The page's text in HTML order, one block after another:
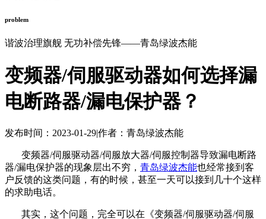
problem
谐波治理旗舰 无功补偿先锋——青岛绿波杰能
变频器/伺服驱动器如何选择漏
电断路器/漏电保护器？
发布时间：2023-01-29|作者：青岛绿波杰能
变频器/伺服驱动器/伺服放大器/伺服控制器导致漏电断路
器/漏电保护器的现象层出不穷， 青岛绿波杰能也经常接到客
户反馈的这类问题，有的时候，甚至一天可以接到几十个这样
的求助电话。
其实，这个问题，完全可以在《变频器/伺服驱动器/伺服